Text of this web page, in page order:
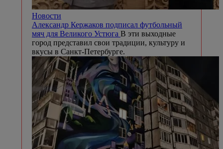
Новости
Александр Кержаков подписал футбольный
мяч для Великого Устюга В эти выходные
город представил свои традиции, культуру и
вкусы в Санкт-Петербурге.